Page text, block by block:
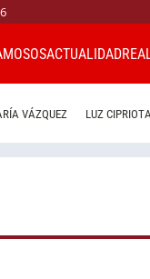
ACTUALIDAD
VÁZQUEZ LUZ CIPRIOTA